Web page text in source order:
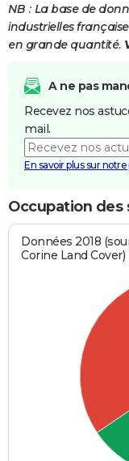
NB : La base de
industrielles
en grande quantité.
A ne pas
Recevez nos
mail.
En savoir plus sur
Occupation des
Données 2018
Corine Land Cover)